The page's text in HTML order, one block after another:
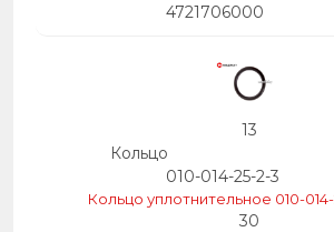
4721706000
13
Кольцо
010-014-25-2-3
Кольцо уплотнительное 010-
30